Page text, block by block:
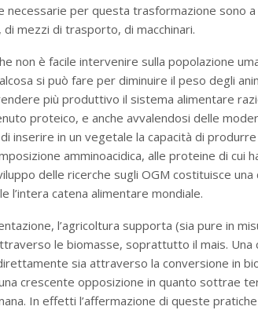
necessarie per questa trasformazione sono
di mezzi di trasporto, di macchinari.
non è facile intervenire sulla popolazione
si può fare per diminuire il peso degli
più produttivo il sistema alimentare
proteico, e anche avvalendosi delle
inserire in un vegetale la capacità di
amminoacidica, alle proteine di cui
delle ricerche sugli OGM costituisce
l’intera catena alimentare mondiale.
l’agricoltura supporta (sia pure in
le biomasse, soprattutto il mais.
sia attraverso la conversione in
crescente opposizione in quanto sottrae
In effetti l’affermazione di queste